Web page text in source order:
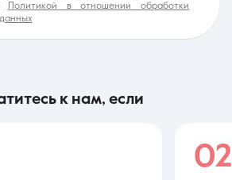
Политикой в отношении обработки
к нам, если
02